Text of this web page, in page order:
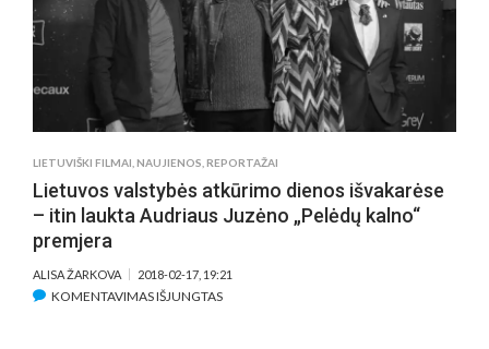
LIETUVIŠKI FILMAI NAUJIENOS REPORTAŽAI
Lietuvos valstybės atkūrimo dienos išvakarėse
– itin laukta Audriaus Juzėno „Pelėdų kalno“
premjera
ALISA ŽARKOVA 2018-02-17, 19:21
KOMENTAVIMAS IŠJUNGTASĮRAŠE